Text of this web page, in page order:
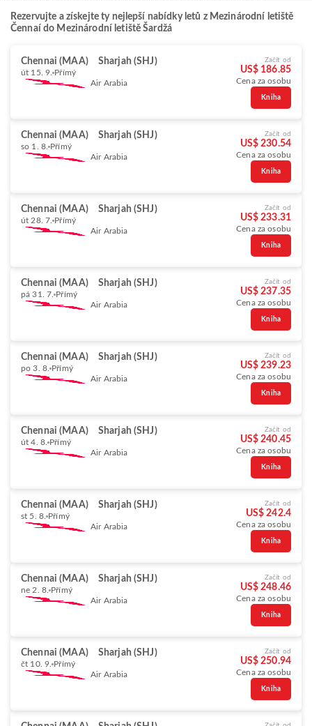
Rezervujte a získejte ty nejlepší nabídky letů z Mezinárodní letiště
Čennaí do Mezinárodní letiště Šardžá
Chennai (MAA) Sharjah (SHJ)
út 15. 9. Přímý
Air Arabia
Začít od
US$ 186.85
Cena za osobu
Kniha
Chennai (MAA) Sharjah (SHJ)
so 1. 8. Přímý
Air Arabia
Začít od
US$ 230.54
Cena za osobu
Kniha
Chennai (MAA) Sharjah (SHJ)
út 28. 7. Přímý
Air Arabia
Začít od
US$ 233.31
Cena za osobu
Kniha
Chennai (MAA) Sharjah (SHJ)
pá 31. 7. Přímý
Air Arabia
Začít od
US$ 237.35
Cena za osobu
Kniha
Chennai (MAA) Sharjah (SHJ)
po 3. 8. Přímý
Air Arabia
Začít od
US$ 239.23
Cena za osobu
Kniha
Chennai (MAA) Sharjah (SHJ)
út 4. 8. Přímý
Air Arabia
Začít od
US$ 240.45
Cena za osobu
Kniha
Chennai (MAA) Sharjah (SHJ)
st 5. 8. Přímý
Air Arabia
Začít od
US$ 242.4
Cena za osobu
Kniha
Chennai (MAA) Sharjah (SHJ)
ne 2. 8. Přímý
Air Arabia
Začít od
US$ 248.46
Cena za osobu
Kniha
Chennai (MAA) Sharjah (SHJ)
čt 10. 9. Přímý
Air Arabia
Začít od
US$ 250.94
Cena za osobu
Kniha